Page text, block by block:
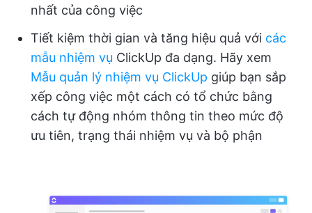
nhất của công việc
Tiết kiệm thời gian và tăng hiệu quả với các
mẫu nhiệm vụ ClickUp đa dạng. Hãy xem
Mẫu quản lý nhiệm vụ ClickUp giúp bạn sắp
xếp công việc một cách có tổ chức bằng
cách tự động nhóm thông tin theo mức độ
ưu tiên, trạng thái nhiệm vụ và bộ phận